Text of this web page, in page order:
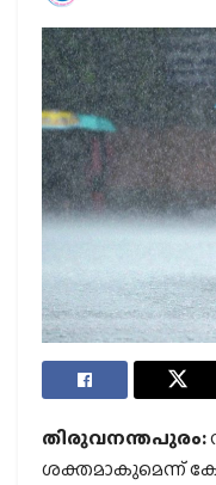
തിരുവനന്തപുരം:
ശക്തമാകുമെന്ന്